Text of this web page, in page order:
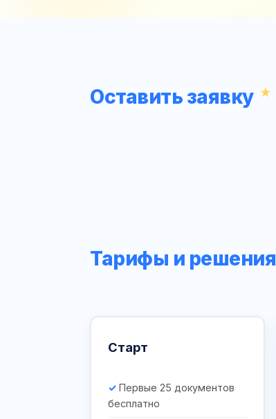
Оставить заявку
Тарифы и решения
Старт
Первые 25 документов
бесплатно